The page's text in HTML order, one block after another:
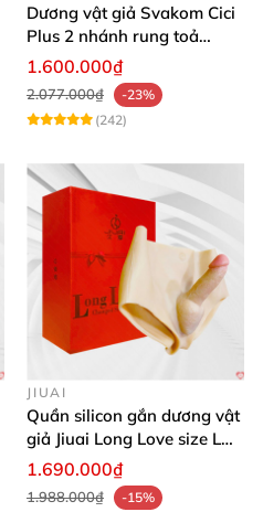
Dương vật giả Svakom Cici
Plus 2 nhánh rung toả
nhiệt, điều khiển app
1.600.000₫
2.077.000₫
-23%
(242)
JIUAI
Quần silicon gắn dương vật
giả Jiuai Long Love size L
cho nữ les
1.690.000₫
1.988.000₫
-15%